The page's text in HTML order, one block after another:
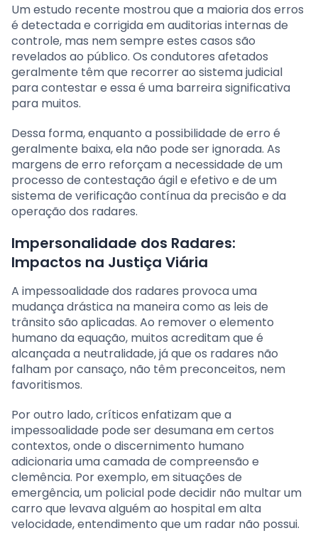
Um estudo recente mostrou que a maioria dos erros
é detectada e corrigida em auditorias internas de
controle, mas nem sempre estes casos são
revelados ao público. Os condutores afetados
geralmente têm que recorrer ao sistema judicial
para contestar e essa é uma barreira significativa
para muitos.
Dessa forma, enquanto a possibilidade de erro é
geralmente baixa, ela não pode ser ignorada. As
margens de erro reforçam a necessidade de um
processo de contestação ágil e efetivo e de um
sistema de verificação contínua da precisão e da
operação dos radares.
Impersonalidade dos Radares:
Impactos na Justiça Viária
A impessoalidade dos radares provoca uma
mudança drástica na maneira como as leis de
trânsito são aplicadas. Ao remover o elemento
humano da equação, muitos acreditam que é
alcançada a neutralidade, já que os radares não
falham por cansaço, não têm preconceitos, nem
favoritismos.
Por outro lado, críticos enfatizam que a
impessoalidade pode ser desumana em certos
contextos, onde o discernimento humano
adicionaria uma camada de compreensão e
clemência. Por exemplo, em situações de
emergência, um policial pode decidir não multar um
carro que levava alguém ao hospital em alta
velocidade, entendimento que um radar não possui.